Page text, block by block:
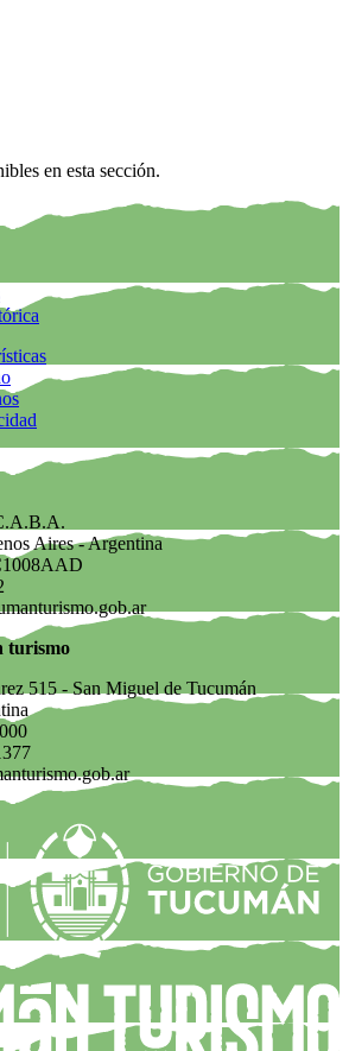
en esta sección.
Aires - Argentina
turismo
515 - San Miguel de Tucumán